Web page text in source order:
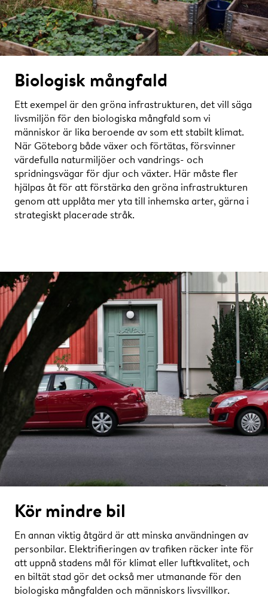
Biologisk mångfald
Ett exempel är den gröna infrastrukturen, det vill säga
livsmiljön för den biologiska mångfald som vi
människor är lika beroende av som ett stabilt klimat.
När Göteborg både växer och förtätas, försvinner
värdefulla naturmiljöer och vandrings- och
spridningsvägar för djur och växter. Här måste fler
hjälpas åt för att förstärka den gröna infrastrukturen
genom att upplåta mer yta till inhemska arter, gärna i
strategiskt placerade stråk.
Kör mindre bil
En annan viktig åtgärd är att minska användningen av
personbilar. Elektrifieringen av trafiken räcker inte för
att uppnå stadens mål för klimat eller luftkvalitet, och
en biltät stad gör det också mer utmanande för den
biologiska mångfalden och människors livsvillkor.